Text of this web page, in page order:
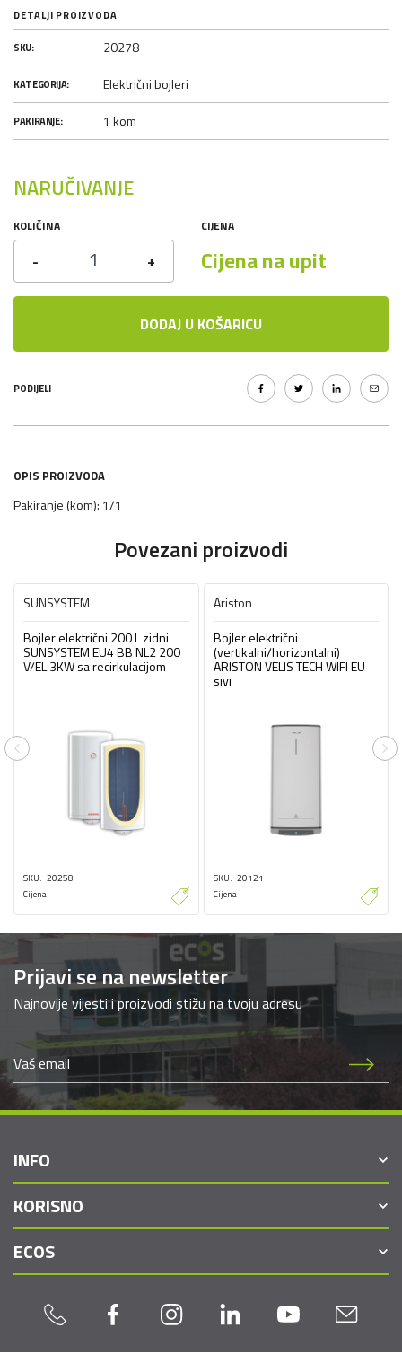
DETALJI PROIZVODA
SKU: 20278
KATEGORIJA: Električni bojleri
PAKIRANJE: 1 kom
NARUČIVANJE
KOLIČINA
- +
CIJENA
Cijena na upit
DODAJ U KOŠARICU
PODIJELI
OPIS PROIZVODA
Pakiranje (kom): 1/1
Povezani proizvodi
SUNSYSTEM
Bojler električni 200 L zidni
SUNSYSTEM EU4 BB NL2 200
V/EL 3KW sa recirkulacijom
SKU 20258
Cijena
Ariston
Bojler električni
(vertikalni/horizontalni)
ARISTON VELIS TECH WIFI EU
sivi
SKU 20121
Cijena
Previous
Prijavi se na newsletter
Najnovije vijesti i proizvodi stižu na tvoju adresu
INFO
KORISNO
ECOS